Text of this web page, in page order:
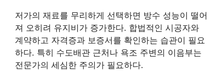
저가의 재료를 무리하게 선택하면 방수 성능이 떨어
져 오히려 유지비가 증가한다. 합법적인 시공자와
계약하고 자격증과 보증서를 확인하는 습관이 필요
하다. 특히 수도배관 근처나 욕조 주변의 이음부는
전문가의 세심한 주의가 필요하다.